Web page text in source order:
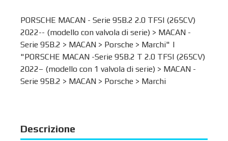
PORSCHE MACAN - Serie 95B.2 2.0 TFSI (265CV)
2022-- (modello con valvola di serie) > MACAN -
Serie 95B.2 > MACAN > Porsche > Marchi" |
"PORSCHE MACAN -Serie 95B.2 T 2.0 TFSI (265CV)
2022– (modello con 1 valvola di serie) > MACAN -
Serie 95B.2 > MACAN > Porsche > Marchi
Descrizione